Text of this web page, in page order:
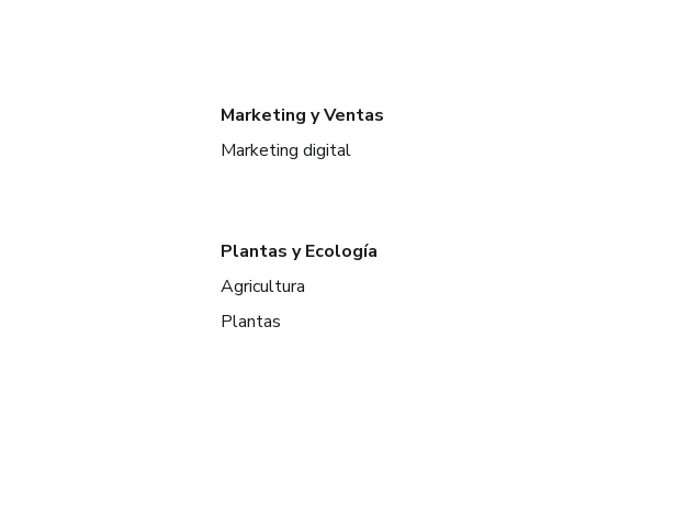
Marketing y Ventas
Marketing digital
Plantas y Ecología
Agricultura
Plantas